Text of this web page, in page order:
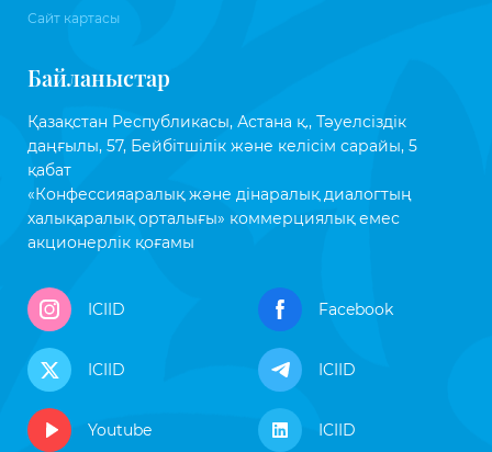
Сайт картасы
Байланыстар
Қазақстан Республикасы, Астана қ., Тәуелсіздік
даңғылы, 57, Бейбітшілік және келісім сарайы, 5
қабат
«Конфессияаралық және дінаралық диалогтың
халықаралық орталығы» коммерциялық емес
акционерлік қоғамы
ICIID Facebook
ICIID ICIID
Youtube ICIID